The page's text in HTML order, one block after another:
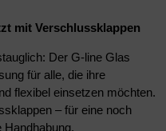
mit Verschlussklappen
Der G-line Glas
für alle, die ihre
flexibel einsetzen möchten.
– für eine noch
Handhabung.